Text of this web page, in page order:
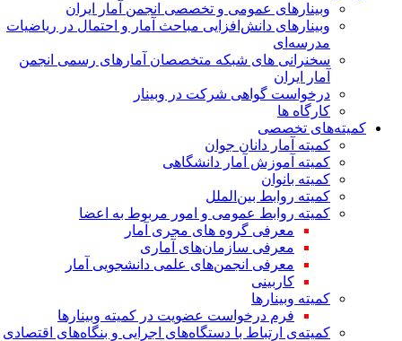
وبینارهای عمومی و تخصصی انجمن آمار ایران
وبینارهای دانش‌افزایی مباحث آمار و احتمال در ریاضیات
مدرسه‌ای
سخنرانی های شبکه متخصصان آمارهای رسمی انجمن
آمار ایران
درخواست گواهی شرکت در وبینار
کارگاه ها
کمیته‌های تخصصی
کمیته آمار دانان جوان
کمیته آموزش آمار دانشگاهی
کمیته بانوان
کمیته روابط بین‌الملل
کمیته روابط عمومی و امور مربوط به اعضا
معرفی گروه های مجری آمار
معرفی سازمان‌های آماری
معرفی انجمن‌های علمی دانشجویی آمار
کاربینی
کمیته وبینارها
فرم درخواست عضویت در کمیته وبینارها
کمیته‌ی ارتباط با دستگاه‌های اجرایی و بنگاه‌های اقتصادی